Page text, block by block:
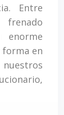
Entre
enorme
en